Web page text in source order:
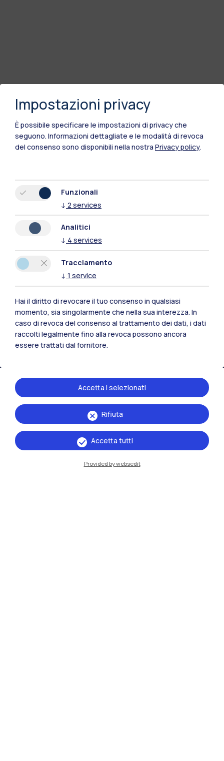
Polimi Community
Residenze Frontiere
Impostazioni privacy
È possibile specificare le impostazioni di privacy che
seguono. Informazioni dettagliate e le modalità di revoca
del consenso sono disponibili nella nostra Privacy policy.
Funzionali
↓ 2 services
Analitici
↓ 4 services
Tracciamento
↓ 1 service
Hai il diritto di revocare il tuo consenso in qualsiasi
momento, sia singolarmente che nella sua interezza. In
caso di revoca del consenso al trattamento dei dati, i dati
raccolti legalmente fino alla revoca possono ancora
essere trattati dal fornitore.
Rifiuta
Accetta i selezionati
Accetta tutti
Provided by websedit